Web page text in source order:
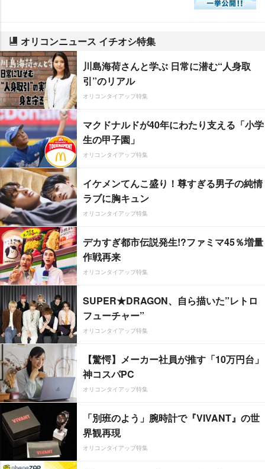
オリコンニュース イチオシ特集
川島海荷さんと学ぶ 日常に潜む“人身取
引”のリアル
オリコンタイアップ特集
マクドナルドが40年にわたり支える「小学
生の甲子園」
オリコンタイアップ特集
イケメンてんこ盛り！尊すぎる男子の純情
ラブに胸キュン
オリコンタイアップ特集
デカすぎ都市伝説発生!?ファミマ45％増量
作戦再来
オリコンタイアップ特集
SUPER★DRAGON、自ら描いた”レトロ
フューチャー”
オリコンタイアップ特集
【驚愕】メーカー社員が推す「10万円台」
神コスパPC
オリコンタイアップ特集
「別班のよう」腕時計で『VIVANT』の世
界観再現
オリコンタイアップ特集